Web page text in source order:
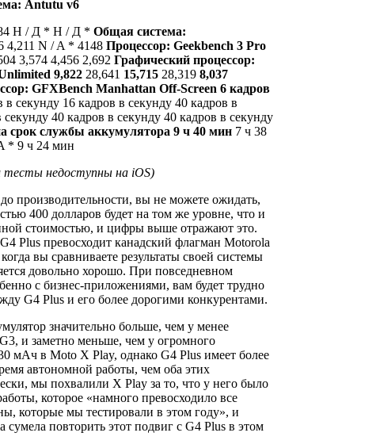
Antutu v6
Н / Д * Н / Д * Общая система:
4,211 N / A * 4148 Процессор: Geekbench 3 Pro
3,574 4,456 2,692 Графический процессор:
9,822 28,641 15,715 28,319 8,037
GFXBench Manhattan Off-Screen 6 кадров
в секунду 16 кадров в секунду 40 кадров в
40 кадров в секунду 40 кадров в секунду
срок службы аккумулятора 9 ч 40 мин 7 ч 38
* 9 ч 24 мин
недоступны на iOS)
производительности, вы не можете ожидать,
400 долларов будет на том же уровне, что и
стоимостью, и цифры выше отражают это.
Plus превосходит канадский флагман Motorola
вы сравниваете результаты своей системы
довольно хорошо. При повседневном
с бизнес-приложениями, вам будет трудно
G4 Plus и его более дорогими конкурентами.
значительно больше, чем у менее
и заметно меньше, чем у огромного
мАч в Moto X Play, однако G4 Plus имеет более
автономной работы, чем оба этих
мы похвалили X Play за то, что у него было
которое «намного превосходило все
которые мы тестировали в этом году», и
сумела повторить этот подвиг с G4 Plus в этом